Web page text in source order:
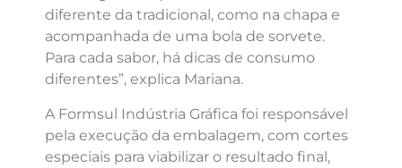
diferente da tradicional, como na chapa e
acompanhada de uma bola de sorvete.
Para cada sabor, há dicas de consumo
diferentes”, explica Mariana.
A Formsul Indústria Gráfica foi responsável
pela execução da embalagem, com cortes
especiais para viabilizar o resultado final,